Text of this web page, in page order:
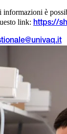
è
link: https://